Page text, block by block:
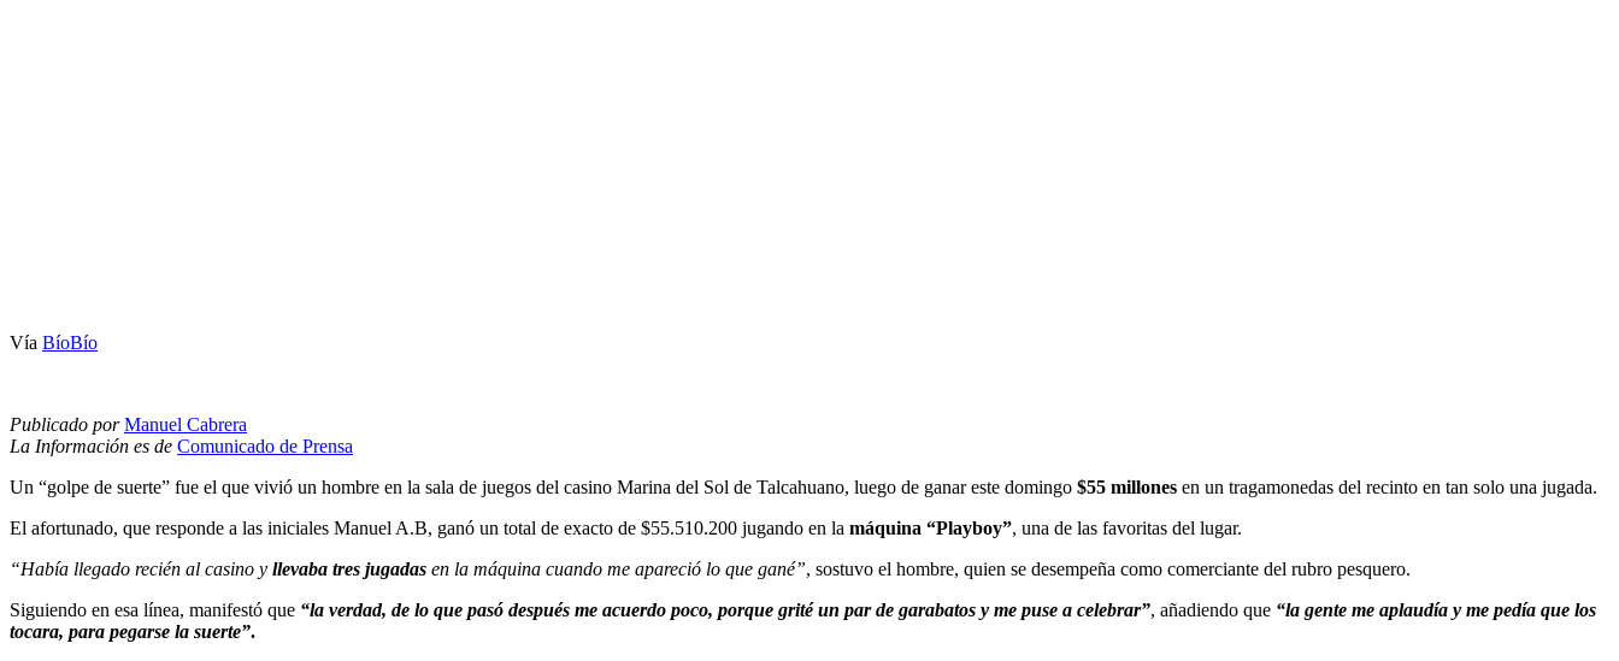
Vía BíoBío
Publicado porManuel Cabrera
La Información es de Comunicado de Prensa
Un “golpe de suerte” fue el que vivió un hombre en la sala de juegos del casino Marina del Sol de Talcahuano, luego de ganar este domingo $55 millones en un tragamonedas del recinto en tan solo una jugada.
El afortunado, que responde a las iniciales Manuel A.B, ganó un total de exacto de $55.510.200 jugando en la máquina “Playboy”, una de las favoritas del lugar.
“Había llegado recién al casino y llevaba tres jugadas en la máquina cuando me apareció lo que gané”, sostuvo el hombre, quien se desempeña como comerciante del rubro pesquero.
Siguiendo en esa línea, manifestó que “la verdad, de lo que pasó después me acuerdo poco, porque grité un par de garabatos y me puse a celebrar”, añadiendo que “la gente me aplaudía y me pedía que los
tocara, para pegarse la suerte”.